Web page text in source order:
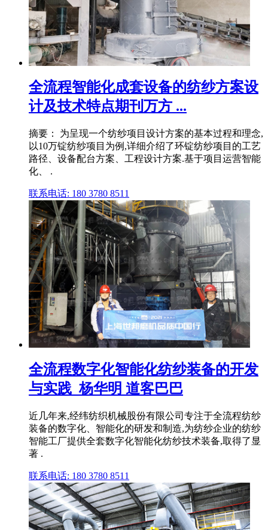
全流程智能化成套设备的纺纱方案设
计及技术特点期刊万方 ...
摘要： 为呈现一个纺纱项目设计方案的基本过程和理念,
以10万锭纺纱项目为例,详细介绍了环锭纺纱项目的工艺
路径、设备配台方案、工程设计方案.基于项目运营智能
化、 .
联系电话: 180 3780 8511
全流程数字化智能化纺纱装备的开发
与实践_杨华明 道客巴巴
近几年来,经纬纺织机械股份有限公司专注于全流程纺纱
装备的数字化、智能化的研发和制造,为纺纱企业的纺纱
智能工厂提供全套数字化智能化纺纱技术装备,取得了显
著 .
联系电话: 180 3780 8511